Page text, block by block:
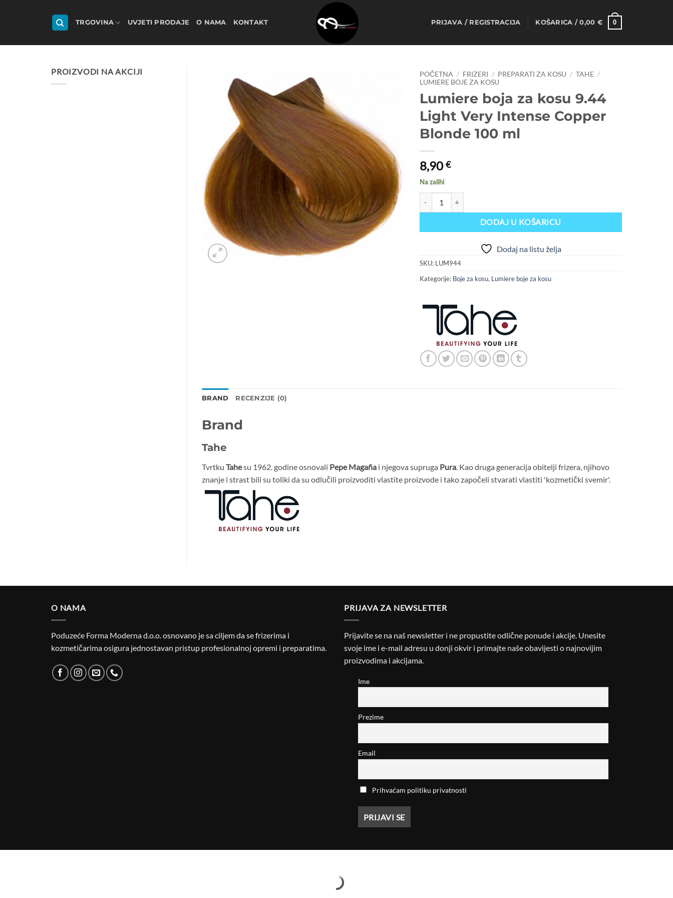
TRGOVINA UVJETI PRODAJE O NAMA KONTAKT PRIJAVA / REGISTRACIJA KOŠARICA /0,00 € 0
PROIZVODI NA AKCIJI POČETNA / FRIZERI / PREPARATI ZA KOSU / TAHE /
LUMIERE BOJE ZA KOSU
Lumiere boja za kosu 9.44
Light Very Intense Copper
Blonde 100 ml
8,90€
Na zalihi
DODAJ U KOŠARICU
Dodaj na listu želja
SKU: LUM944
Kategorije: Boje za kosu, Lumiere boje za kosu
BRAND RECENZIJE (0)
Brand
Tahe
Tvrtku Tahesu 1962. godine osnovali Pepe Magaña i njegova supruga Pura. Kao druga generacija obitelji frizera, njihovo
znanje i strast bili su toliki da su odlučili proizvoditi vlastite proizvode i tako započeli stvarati vlastiti 'kozmetički svemir'.
O NAMA
Poduzeće Forma Moderna d.o.o. osnovano je sa ciljem da se frizerima i
kozmetičarima osigura jednostavan pristup profesionalnoj opremi i preparatima.
PRIJAVA ZA NEWSLETTER
Prijavite se na naš newsletter i ne propustite odlične ponude i akcije. Unesite
svoje ime i e-mail adresu u donji okvir i primajte naše obavijesti o najnovijim
proizvodima i akcijama.
Ime
Prezime
Email
Prihvaćam politiku privatnosti